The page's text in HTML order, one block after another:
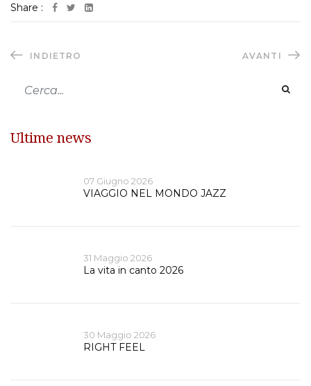
Share :
INDIETRO AVANTI
Ultime news
07 Giugno 2026
VIAGGIO NEL MONDO JAZZ
31 Maggio 2026
La vita in canto 2026
30 Maggio 2026
RIGHT FEEL